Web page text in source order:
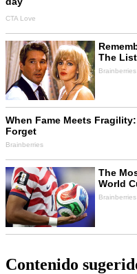
Contenido